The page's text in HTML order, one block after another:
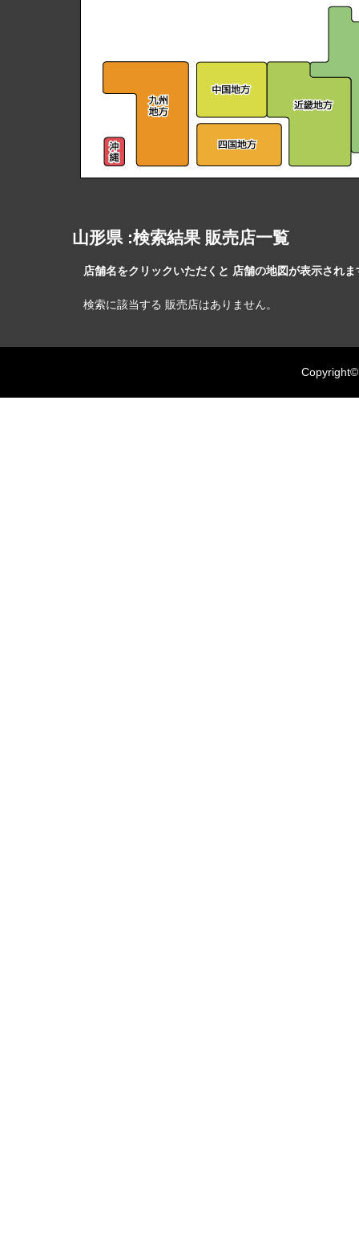
山形県 :検索結果 販売店一覧
店舗名をクリックいただくと 店舗の地図が表示され
検索に該当する 販売店はありません。